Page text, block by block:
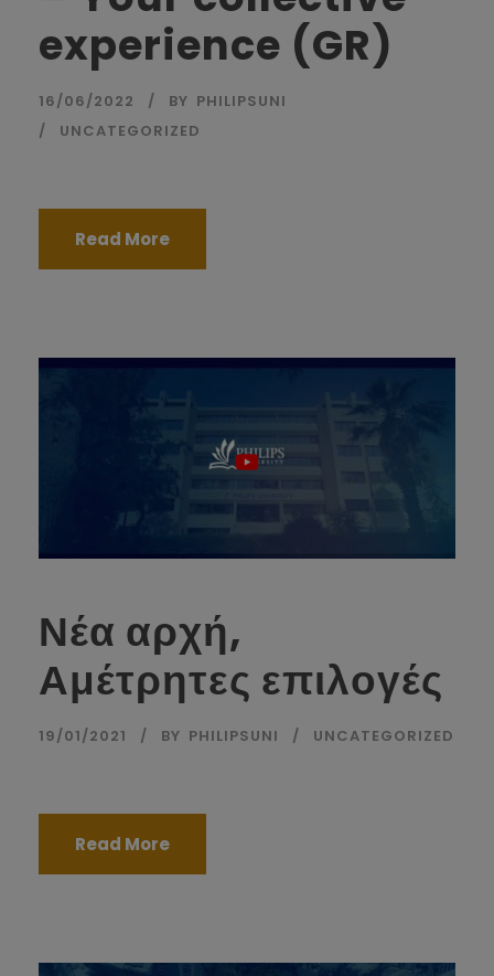
experience (GR)
16/06/2022 BY PHILIPSUNI
UNCATEGORIZED
Read More
Νέα αρχή,
Αμέτρητες επιλογές
19/01/2021 BY PHILIPSUNI UNCATEGORIZED
Read More